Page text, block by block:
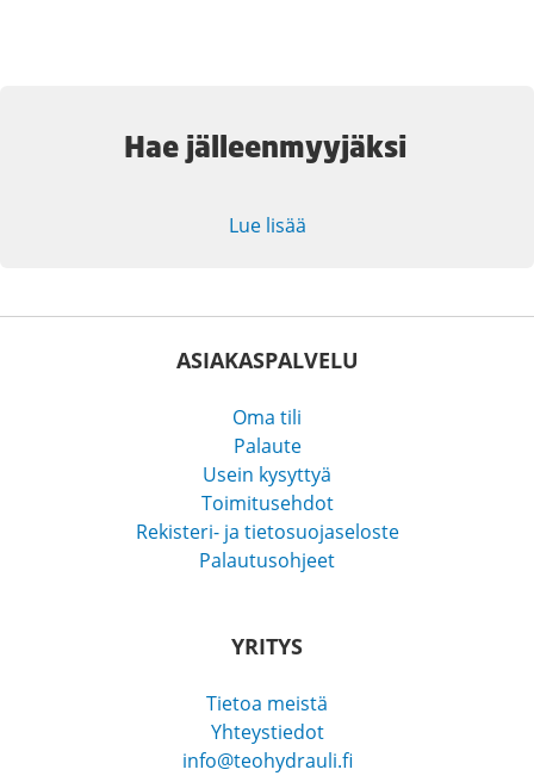
Hae jälleenmyyjäksi
Lue lisää
ASIAKASPALVELU
Oma tili
Palaute
Usein kysyttyä
Toimitusehdot
Rekisteri- ja tietosuojaseloste
Palautusohjeet
YRITYS
Tietoa meistä
Yhteystiedot
info@teohydrauli.fi